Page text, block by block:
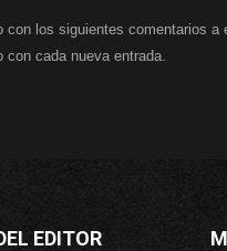
con los siguientes comentarios a
con cada nueva entrada.
EDITOR